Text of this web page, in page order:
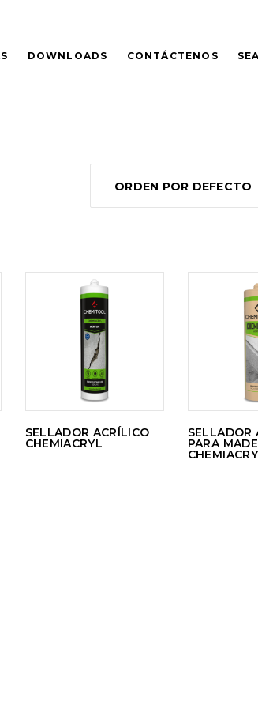
DOWNLOADS CONTÁCTENOS
ORDEN POR DEFECTO
LEER
MÁS
SELLADOR ACRÍLICO
CHEMIACRYL
SELLADOR
PARA